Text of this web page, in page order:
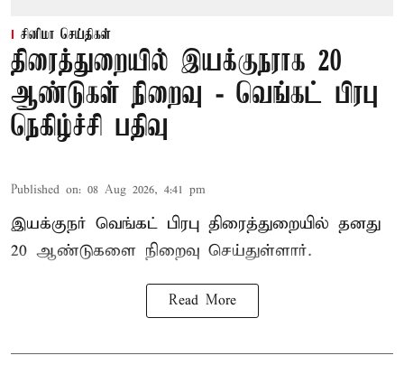
சினிமா செய்திகள்
திரைத்துறையில் இயக்குநராக 20
ஆண்டுகள் நிறைவு - வெங்கட் பிரபு
நெகிழ்ச்சி பதிவு
Published on: 08 Aug 2026, 4:41 pm
இயக்குநர் வெங்கட் பிரபு திரைத்துறையில் தனது
20 ஆண்டுகளை நிறைவு செய்துள்ளார்.
Read More